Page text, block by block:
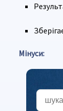
Мінуси: